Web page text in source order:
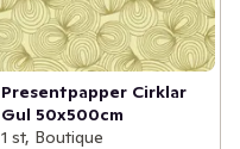
Presentpapper Cirklar
Gul 50x500cm
1 st, Boutique